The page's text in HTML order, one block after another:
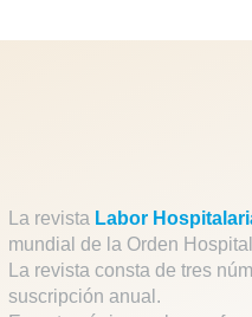
La revista Labor
mundial de la Orden
La revista consta de tres
suscripción anual.